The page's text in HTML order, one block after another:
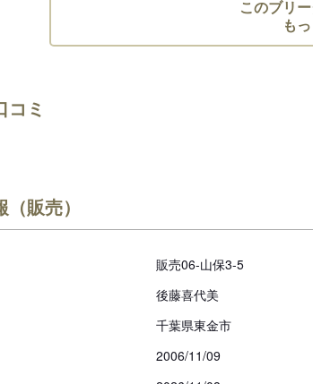
このブリ
も
コミ
販売）
販売06-山保3-5
後藤喜代美
千葉県東金市
2006/11/09